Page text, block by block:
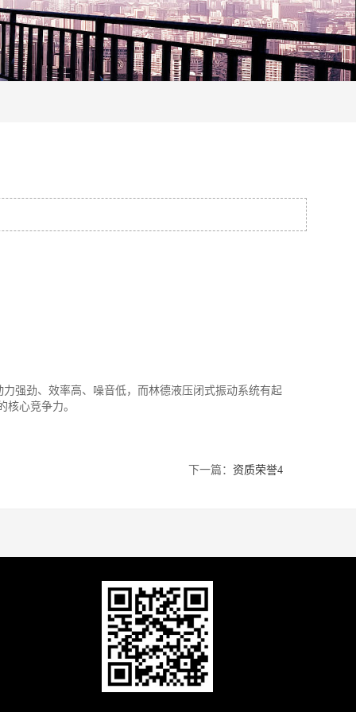
强劲、效率高、噪音低，而林德液压闭式振动系统有起
心竞争力。
下一篇： 资质荣誉4